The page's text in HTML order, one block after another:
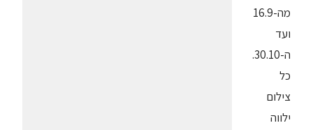
מה-16.9
ועד
ה-30.10.
כל
צילום
ילווה